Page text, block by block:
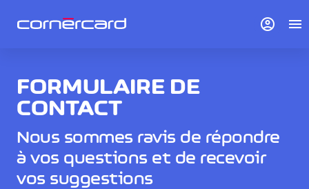
FORMULAIRE DE
CONTACT
Nous sommes ravis de répondre
à vos questions et de recevoir
vos suggestions
account_circle menu